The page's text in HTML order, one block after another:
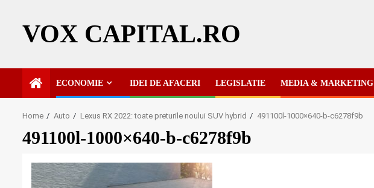
contentVOX CAPITAL.RO
ECONOMIE IDEI DE AFACERI LEGISLATIE MEDIA & MARKETING
Home Auto Lexus RX 2022: toate preturile noului SUV hybrid 491100l-1000×640-b-c6278f9b
491100l-1000×640-b-c6278f9b